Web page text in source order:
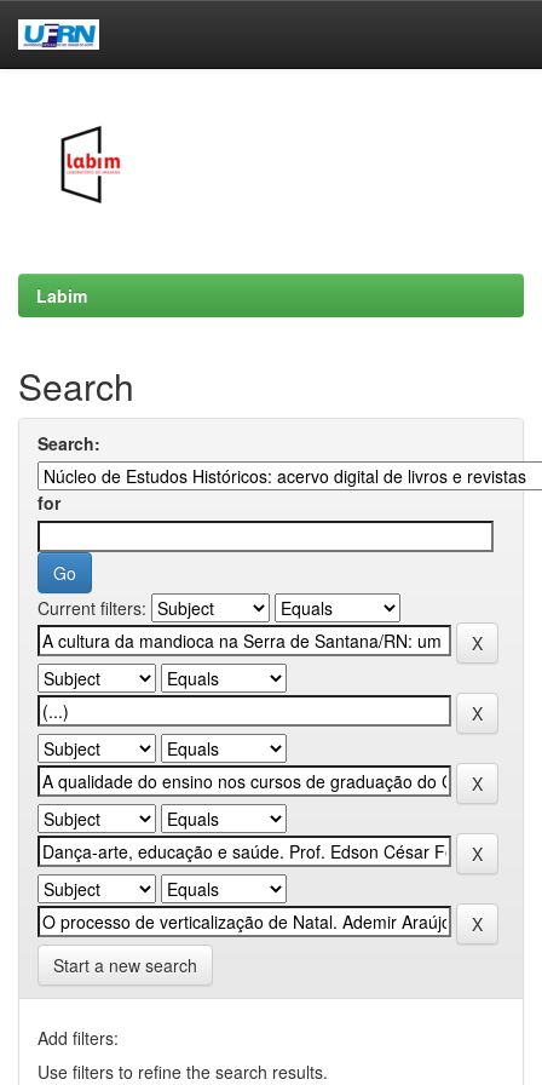
Labim
Search
Search:
for
Current filters:
Start a new search
Add filters:
Use filters to refine the search results.